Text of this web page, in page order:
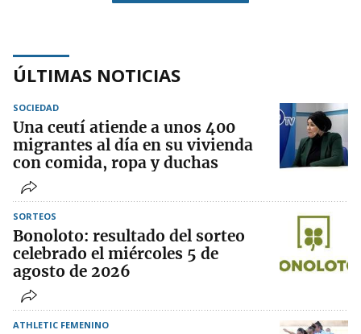
ÚLTIMAS NOTICIAS
SOCIEDAD
Una ceutí atiende a unos 400
migrantes al día en su vivienda
con comida, ropa y duchas
SORTEOS
Bonoloto: resultado del sorteo
celebrado el miércoles 5 de
agosto de 2026
ATHLETIC FEMENINO